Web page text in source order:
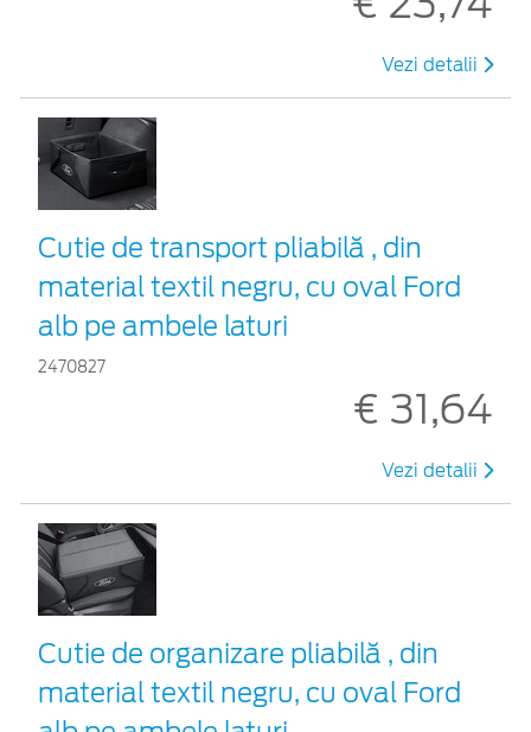
Vezi detalii
Cutie de transport pliabilă , din
material textil negru, cu oval Ford
alb pe ambele laturi
2470827
€ 31,64
Vezi detalii
Cutie de organizare pliabilă , din
material textil negru, cu oval Ford